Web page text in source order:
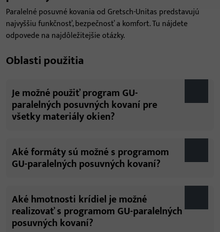
Paralelné posuvné kovania od Gretsch-Unitas predstavujú
najvyššiu funkčnosť, bezpečnosť a komfort. Tu nájdete
odpovede na najdôležitejšie otázky.
Oblasti použitia
Je možné použiť program GU-
paralelných posuvných kovaní pre
všetky materiály okien?
Aké formáty sú možné s programom
GU-paralelných posuvných kovaní?
Aké hmotnosti krídiel je možné
realizovať s programom GU-paralelných
posuvných kovaní?